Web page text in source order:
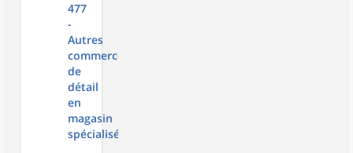
477
-
Autres
commerces
de
détail
en
magasin
spécialisé